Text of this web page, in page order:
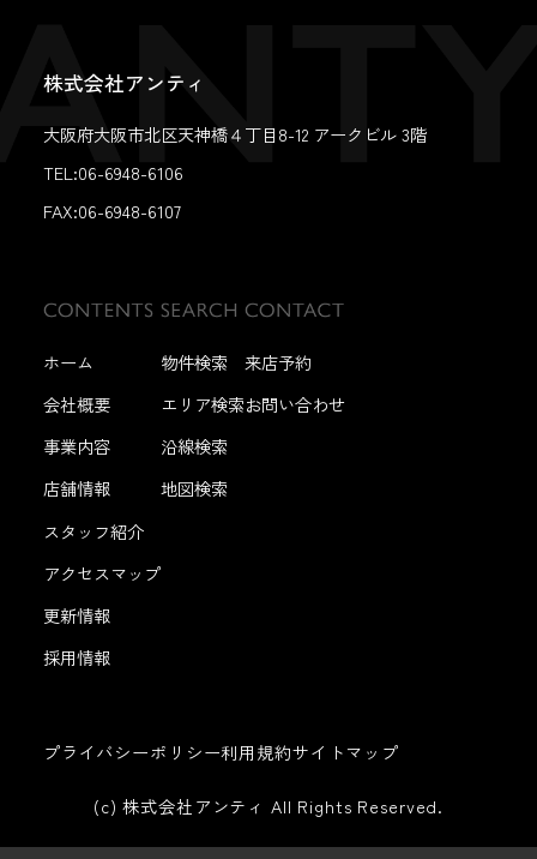
株式会社アンティ
大阪府大阪市北区天神橋４丁目8-12 アークビル 3階
TEL:06-6948-6106
FAX:06-6948-6107
ホーム
会社概要
事業内容
店舗情報
スタッフ紹介
アクセスマップ
更新情報
採用情報
物件検索
エリア検索
沿線検索
地図検索
来店予約
お問い合わせ
プライバシーポリシー利用規約サイトマップ
(c) 株式会社アンティ All Rights Reserved.